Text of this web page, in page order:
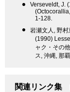
●
Verseveldt, J.
1-128.
●
岩瀬文人, 野
(1990)
ャク・その
ス, 沖縄, 那
関連リンク集